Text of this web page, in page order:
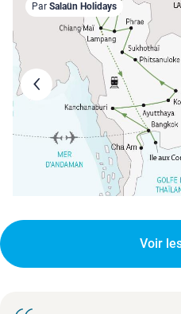
Par Salaün Holidays
Voir